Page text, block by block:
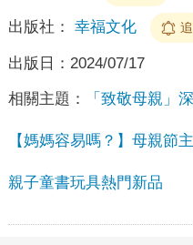
出版社： 幸福文化
出版日： 2024/07/17
相關主題： 「致敬母親」
【媽媽容易嗎？】母親節
親子童書玩具熱門新品